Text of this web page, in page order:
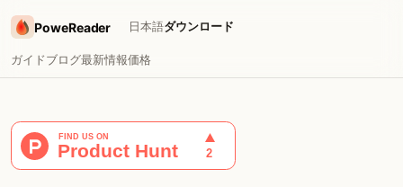
PoweReader
ガイドブログ最新情報価格
日本語ダウンロード